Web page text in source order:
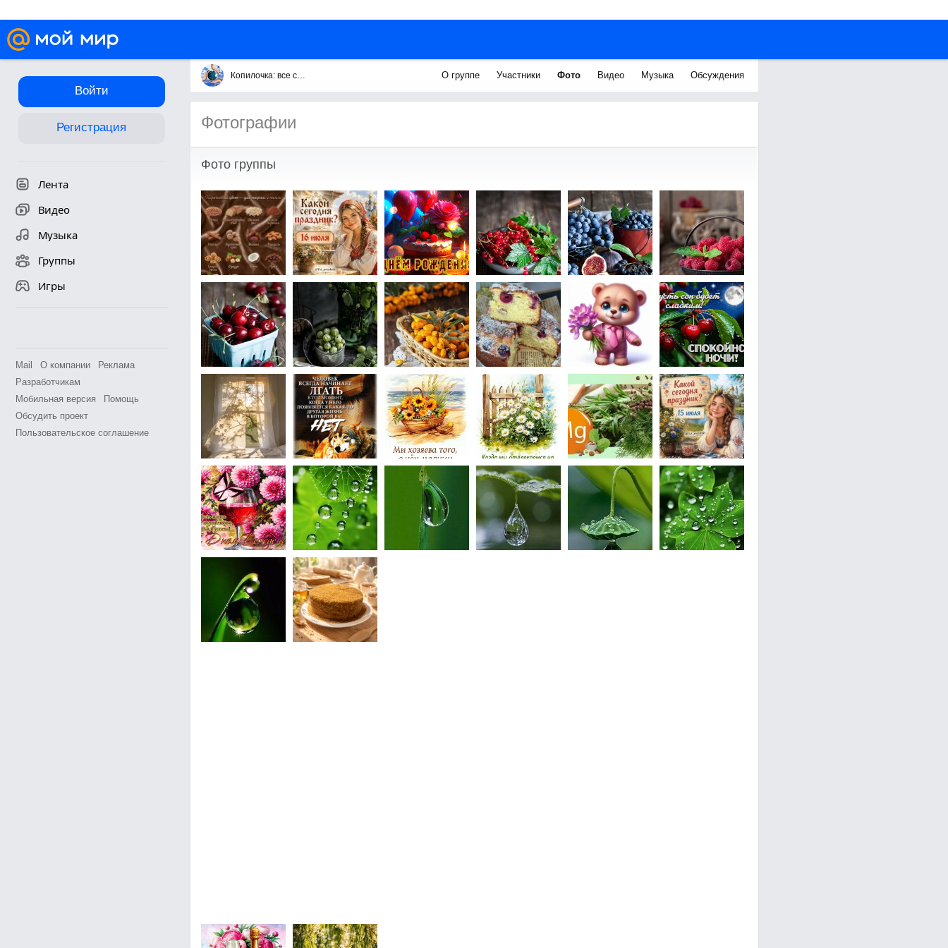
Войти
Регистрация
Лента
Видео
Музыка
Группы
Игры
Mail О компании
Реклама
Разработчикам
Мобильная версия
Помощь
Обсудить проект
Пользовательское соглашение
Копилочка: все самое интересное,полезное, красивое!!! О группе Участники Фото Видео Музыка Обсуждения
Фотографии
Фото группы